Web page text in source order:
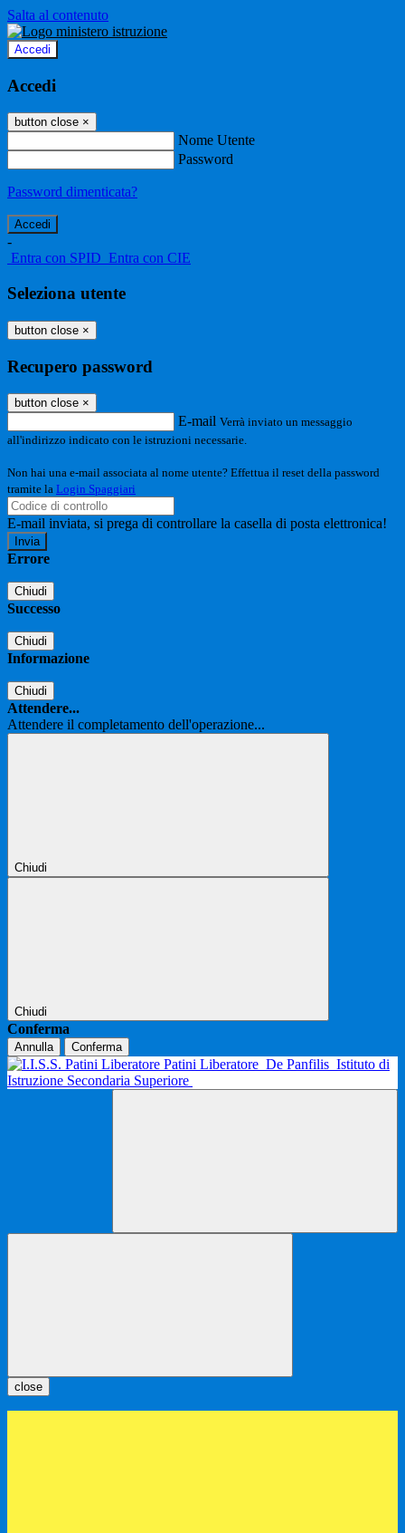
Salta al contenuto
Accedi
Accedi
button close ×
Nome Utente
Password
Password dimenticata?
-
Entra con SPID Entra con CIE
Seleziona utente
button close ×
Recupero password
button close ×
E-mail Verrà inviato un messaggio
all'indirizzo indicato con le istruzioni necessarie.
Non hai una e-mail associata al nome utente? Effettua il reset della password
tramite la Login Spaggiari
E-mail inviata, si prega di controllare la casella di posta elettronica!
Errore
Chiudi
Successo
Chiudi
Informazione
Chiudi
Attendere...
Attendere il completamento dell'operazione...
Chiudi
Chiudi
Conferma
Annulla Conferma
Patini Liberatore De Panfilis Istituto di
Istruzione Secondaria Superiore
close